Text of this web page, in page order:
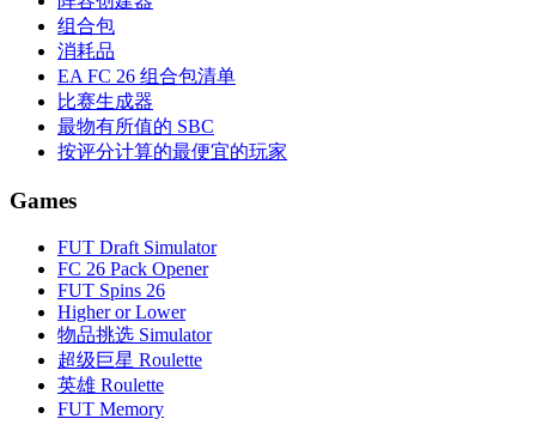
组合包
消耗品
EA FC 26 组合包清单
比赛生成器
最物有所值的 SBC
按评分计算的最便宜的玩家
Games
FUT Draft Simulator
FC 26 Pack Opener
FUT Spins 26
Higher or Lower
物品挑选 Simulator
超级巨星 Roulette
英雄 Roulette
FUT Memory